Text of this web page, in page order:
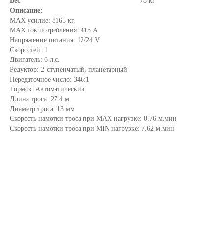
Описание:
MAX усилие: 8165 кг.
MAX ток потребления: 415 А
Напряжение питания: 12/24 V
Скоростей: 1
Двигатель: 6 л.с.
Редуктор: 2-ступенчатый, планетарный
Передаточное число: 346:1
Тормоз: Автоматический
Длина троса: 27.4 м
Диаметр троса: 13 мм
Скорость намотки троса при MAX нагрузке: 0.76 м.мин
Скорость намотки троса при MIN нагрузке: 7.62 м.мин